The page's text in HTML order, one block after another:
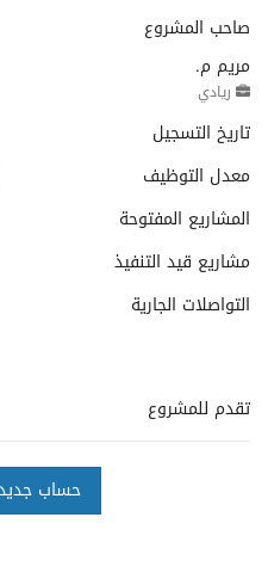
صاحب المشروع
مريم م.
ريادي
تاريخ التسجيل
معدل التوظيف
المشاريع المفتوحة
مشاريع قيد التنفيذ
التواصلات الجارية
تقدم للمشروع
حساب